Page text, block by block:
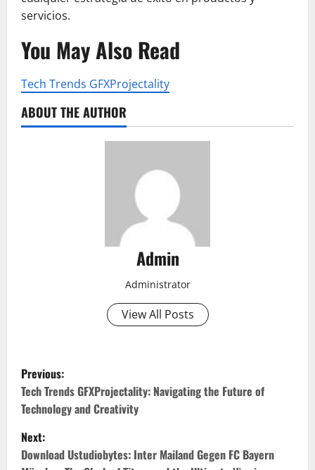
servicios.
You May Also Read
Tech Trends GFXProjectality
ABOUT THE AUTHOR
Admin
Administrator
View All Posts
P
o
s
t
Previous:
Tech Trends GFXProjectality: Navigating the Future of
Technology and Creativity
Next:
Download Ustudiobytes: Inter Mailand Gegen FC Bayern